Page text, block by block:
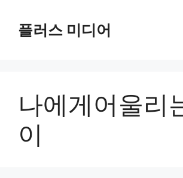
플러스 미디어
나에게어울리
이